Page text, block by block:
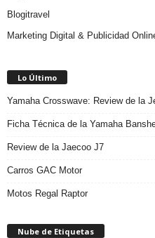
Blogitravel
Marketing Digital & Publicidad
Lo Último
Yamaha Crosswave: Review de la
Ficha Técnica de la Yamaha
Review de la Jaecoo J7
Carros GAC Motor
Motos Regal Raptor
Nube de Etiquetas